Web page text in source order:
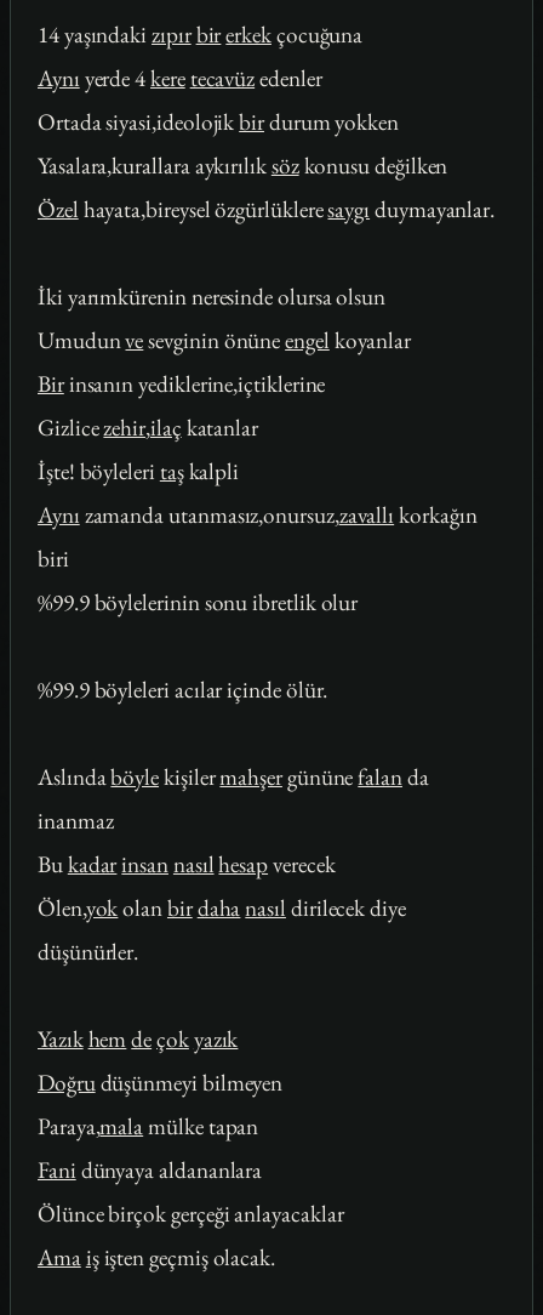
14 yaşındakizıpırbirerkekçocuğuna
Aynı yerde 4kere tecavüzedenler
Ortada siyasi,ideolojikbirdurum yokken
Yasalara,kurallara aykırılıksözkonusu değilken
Özel hayata,bireysel özgürlükleresaygı duymayanlar.
İki yarımkürenin neresinde olursa olsun
Umudunvesevginin önüneengel koyanlar
Birinsanın yediklerine,içtiklerine
Gizlicezehir,ilaç katanlar
İşte! böyleleri taşkalpli
Aynı zamanda utanmasız,onursuz,zavallı korkağın
biri
%99.9 böylelerinin sonu ibretlik olur
%99.9 böyleleri acılar içinde ölür.
Aslındaböylekişilermahşergününefalanda
inanmaz
Bukadarinsannasılhesapverecek
Ölen,yokolanbirdahanasıl dirilecek diye
düşünürler.
Yazıkhemdeçokyazık
Doğrudüşünmeyi bilmeyen
Paraya,malamülke tapan
Fani dünyaya aldananlara
Ölünce birçok gerçeği anlayacaklar
Amaişişten geçmiş olacak.